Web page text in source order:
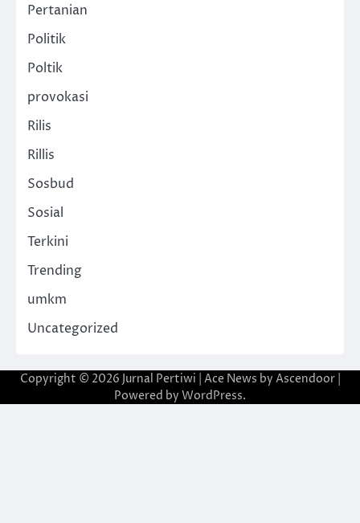
Pertanian
Politik
Poltik
provokasi
Rilis
Rillis
Sosbud
Sosial
Terkini
Trending
umkm
Uncategorized
Copyright © 2026 Jurnal Pertiwi | Ace News by Ascendoor|
Powered by WordPress.